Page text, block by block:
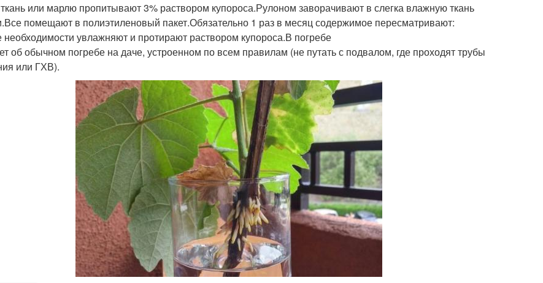
или марлю пропитывают 3% раствором купороса.Рулоном заворачивают в слегка влажную ткань
помещают в полиэтиленовый пакет.Обязательно 1 раз в месяц содержимое пересматривают:
необходимости увлажняют и протирают раствором купороса.В погребе
об обычном погребе на даче, устроенном по всем правилам (не путать с подвалом, где проходят трубы
или ГХВ).